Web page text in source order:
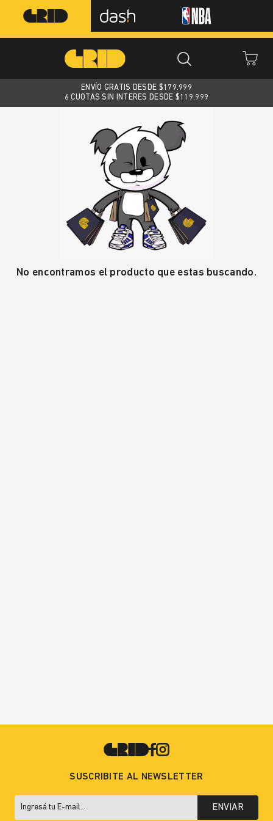
ENVÍO GRATIS DESDE $179.999
6 CUOTAS SIN INTERES DESDE $119.999
No encontramos el producto que estas buscando.
SUSCRIBITE AL NEWSLETTER
ENVIAR